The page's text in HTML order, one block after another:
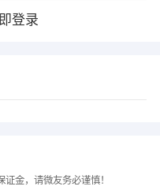
登录
金，请微友务必谨慎！